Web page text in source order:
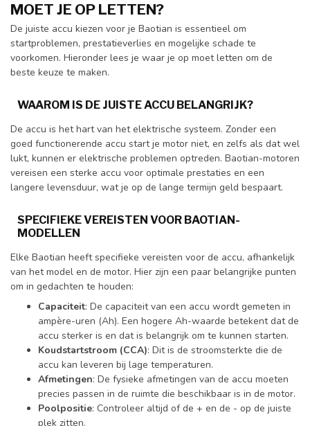
MOET JE OP LETTEN?
De juiste accu kiezen voor je Baotian is essentieel om
startproblemen, prestatieverlies en mogelijke schade te
voorkomen. Hieronder lees je waar je op moet letten om de
beste keuze te maken.
WAAROM IS DE JUISTE ACCU BELANGRIJK?
De accu is het hart van het elektrische systeem. Zonder een
goed functionerende accu start je motor niet, en zelfs als dat wel
lukt, kunnen er elektrische problemen optreden. Baotian-motoren
vereisen een sterke accu voor optimale prestaties en een
langere levensduur, wat je op de lange termijn geld bespaart.
SPECIFIEKE VEREISTEN VOOR BAOTIAN-
MODELLEN
Elke Baotian heeft specifieke vereisten voor de accu, afhankelijk
van het model en de motor. Hier zijn een paar belangrijke punten
om in gedachten te houden:
Capaciteit: De capaciteit van een accu wordt gemeten in
ampère-uren (Ah). Een hogere Ah-waarde betekent dat de
accu sterker is en dat is belangrijk om te kunnen starten.
Koudstartstroom (CCA): Dit is de stroomsterkte die de
accu kan leveren bij lage temperaturen.
Afmetingen: De fysieke afmetingen van de accu moeten
precies passen in de ruimte die beschikbaar is in de motor.
Poolpositie: Controleer altijd of de + en de - op de juiste
plek zitten.